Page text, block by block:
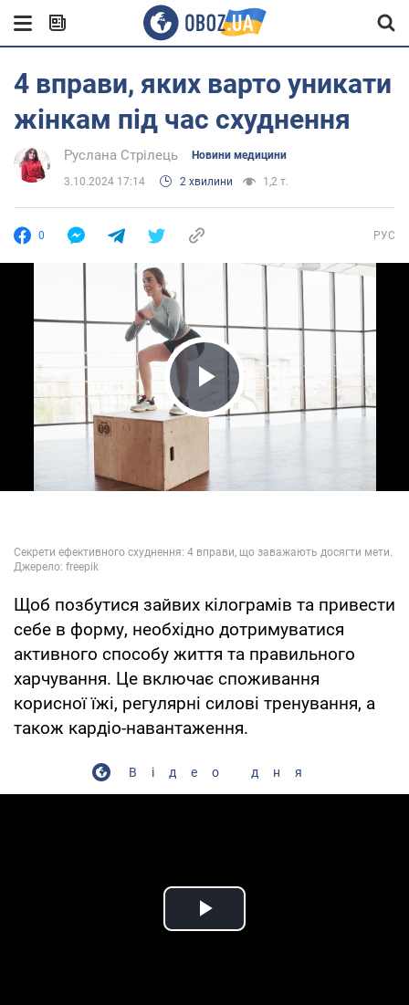
4 вправи, яких варто уникати
жінкам під час схуднення
Руслана Стрілець Новини медицини
3.10.2024 17:14 2 хвилини 1,2 т.
0 РУС
Play Video
Щоб позбутися зайвих кілограмів та привести
себе в форму, необхідно дотримуватися
активного способу життя та правильного
харчування. Це включає споживання
корисної їжі, регулярні силові тренування, а
також кардіо-навантаження.
Відео дня
Play Video